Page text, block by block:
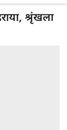
श्रृंखला